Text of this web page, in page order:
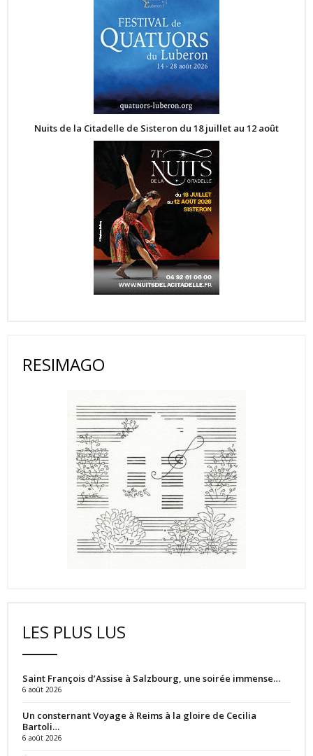
Nuits de la Citadelle de Sisteron du 18 juillet au 12 août
RESIMAGO
LES PLUS LUS
Saint François d’Assise à Salzbourg, une soirée immense…
6 août 2026
Un consternant Voyage à Reims à la gloire de Cecilia
Bartoli…
6 août 2026